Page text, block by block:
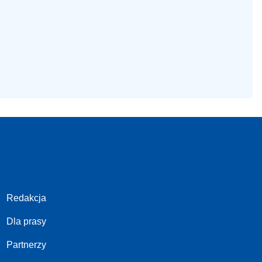
Redakcja
Dla prasy
Partnerzy